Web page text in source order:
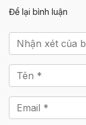
Để lại bình luận